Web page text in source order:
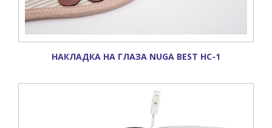
НАКЛАДКА НА ГЛАЗА NUGA BEST НС-1